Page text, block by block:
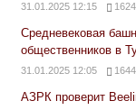
31.01.2025 12:15 1624
Средневековая
общественников в
31.01.2025 12:05 1644
АЗРК проверит